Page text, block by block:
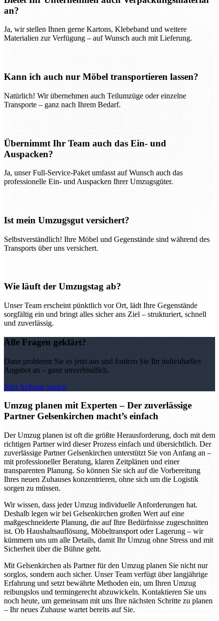
an?
Ja, wir stellen Ihnen gerne Kartons, Klebeband und weitere
Materialien zur Verfügung – auf Wunsch auch mit Lieferung.
Kann ich auch nur Möbel transportieren lassen?
Natürlich! Wir übernehmen auch Teilumzüge oder einzelne
Transporte – ganz nach Ihrem Bedarf.
Übernimmt Ihr Team auch das Ein- und
Auspacken?
Ja, unser Full-Service-Paket umfasst auf Wunsch auch das
professionelle Ein- und Auspacken Ihrer Umzugsgüter.
Ist mein Umzugsgut versichert?
Selbstverständlich! Ihre Möbel und Gegenstände sind während des
Transports über uns versichert.
Wie läuft der Umzugstag ab?
Unser Team erscheint pünktlich vor Ort, lädt Ihre Gegenstände
sorgfältig ein und bringt alles sicher ans Ziel – strukturiert, schnell
und zuverlässig.
Alle Fragen geklärt?
Dann probieren Sie es jetzt aus und fordern Sie Ihr individuelles
Angebot an – ganz unverbindlich.
Jetzt Anfrage starten
Umzug planen mit Experten – Der zuverlässige
Partner Gelsenkirchen macht’s einfach
Der Umzug planen ist oft die größte Herausforderung, doch mit dem
richtigen Partner wird dieser Prozess einfach und übersichtlich. Der
zuverlässige Partner Gelsenkirchen unterstützt Sie von Anfang an –
mit professioneller Beratung, klaren Zeitplänen und einer
transparenten Planung. So können Sie sich auf die Vorbereitung
Ihres neuen Zuhauses konzentrieren, ohne sich um die Logistik
sorgen zu müssen.
Wir wissen, dass jeder Umzug individuelle Anforderungen hat.
Deshalb legen wir bei Gelsenkirchen großen Wert auf eine
maßgeschneiderte Planung, die auf Ihre Bedürfnisse zugeschnitten
ist. Ob Haushaltsauflösung, Möbeltransport oder Lagerung – wir
kümmern uns um alle Details, damit Ihr Umzug ohne Stress und mit
Sicherheit über die Bühne geht.
Mit Gelsenkirchen als Partner für den Umzug planen Sie nicht nur
sorglos, sondern auch sicher. Unser Team verfügt über langjährige
Erfahrung und setzt bewährte Methoden ein, um Ihren Umzug
reibungslos und termingerecht abzuwickeln. Kontaktieren Sie uns
noch heute, um gemeinsam mit uns Ihre nächsten Schritte zu planen
– Ihr neues Zuhause wartet bereits auf Sie.